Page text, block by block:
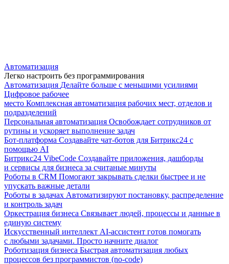
Автоматизация
Легко настроить без программирования
Автоматизация Делайте больше с меньшими усилиями
Цифровое рабочее
место Комплексная автоматизация рабочих мест, отделов и
подразделений
Персональная автоматизация Освобождает сотрудников от
рутины и ускоряет выполнение задач
Бот-платформа Создавайте чат-ботов для Битрикс24 с
помощью AI
Битрикс24 VibeCode Создавайте приложения, дашборды
и сервисы для бизнеса за считаные минуты
Роботы в CRM Помогают закрывать сделки быстрее и не
упускать важные детали
Роботы в задачах Автоматизируют постановку, распределение
и контроль задач
Оркестрация бизнеса Связывает людей, процессы и данные в
единую систему
Искусственный интеллект AI-ассистент готов помогать
с любыми задачами. Просто начните диалог
Роботизация бизнеса Быстрая автоматизация любых
процессов без программистов (no-code)